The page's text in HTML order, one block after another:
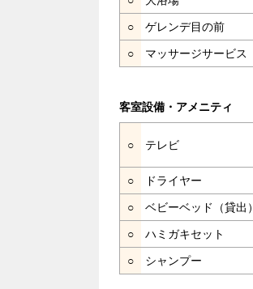
○ ゲレンデ目の前
○ マッサージサービス
客室設備・アメニティ
○ テレビ
○ ドライヤー
○ ベビーベッド（貸出）
○ ハミガキセット
○ シャンプー